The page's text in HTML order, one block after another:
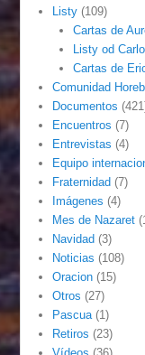
Listy (109)
Cartas de
Listy od
Cartas de
Comunidad Horeb
Documentos
Encuentros (7)
Entrevistas (4)
Equipo
Fraternidad (7)
Imágenes (4)
Mes de Nazaret
Navidad (3)
Noticias (108)
Oracion (15)
Otros (27)
Pascua (1)
Retiros (23)